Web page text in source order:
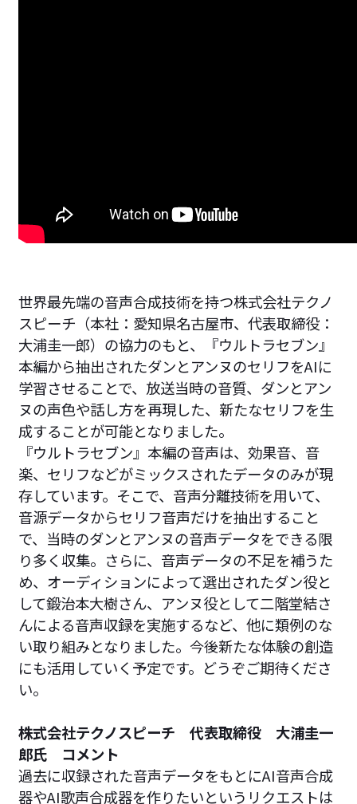
世界最先端の音声合成技術を持つ株式会社テクノ
スピーチ（本社：愛知県名古屋市、代表取締役：
大浦圭一郎）の協力のもと、『ウルトラセブン』
本編から抽出されたダンとアンヌのセリフをAIに
学習させることで、放送当時の音質、ダンとアン
ヌの声色や話し方を再現した、新たなセリフを生
成することが可能となりました。
『ウルトラセブン』本編の音声は、効果音、音
楽、セリフなどがミックスされたデータのみが現
存しています。そこで、音声分離技術を用いて、
音源データからセリフ音声だけを抽出すること
で、当時のダンとアンヌの音声データをできる限
り多く収集。さらに、音声データの不足を補うた
め、オーディションによって選出されたダン役と
して鍛治本大樹さん、アンヌ役として二階堂結さ
んによる音声収録を実施するなど、他に類例のな
い取り組みとなりました。今後新たな体験の創造
にも活用していく予定です。どうぞご期待くださ
い。
株式会社テクノスピーチ 代表取締役 大浦圭一
郎氏 コメント
過去に収録された音声データをもとにAI音声合成
器やAI歌声合成器を作りたいというリクエストは